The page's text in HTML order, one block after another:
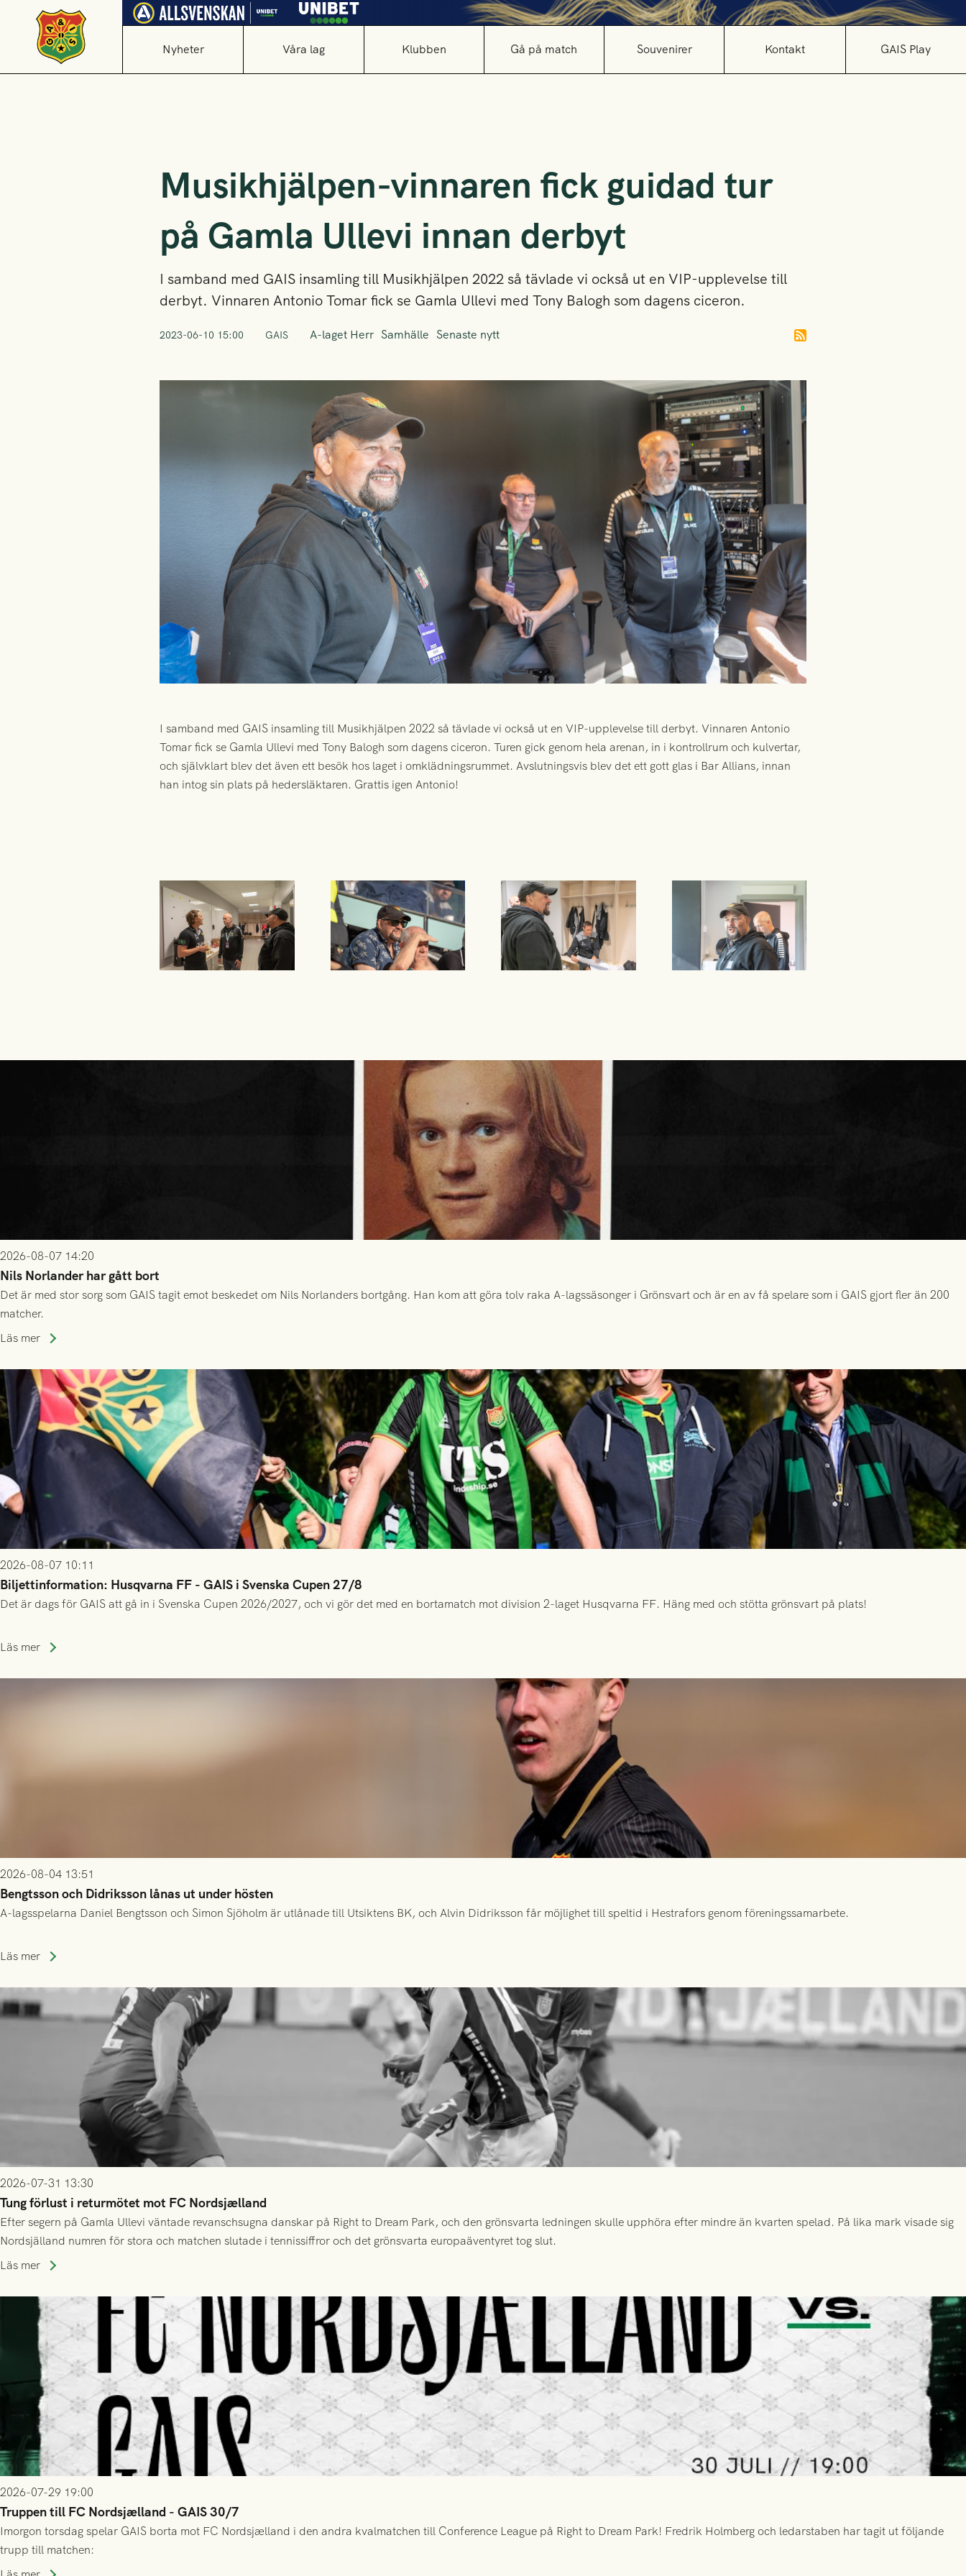
Nyheter Våra lag Klubben Gå på match Souvenirer Kontakt GAIS Play
Musikhjälpen-vinnaren fick guidad tur
på Gamla Ullevi innan derbyt
I samband med GAIS insamling till Musikhjälpen 2022 så tävlade vi också ut en VIP-upplevelse till
derbyt. Vinnaren Antonio Tomar fick se Gamla Ullevi med Tony Balogh som dagens ciceron.
2023-06-10 15:00 GAIS A-laget Herr Samhälle Senaste nytt
I samband med GAIS insamling till Musikhjälpen 2022 så tävlade vi också ut en VIP-upplevelse till derbyt. Vinnaren Antonio
Tomar fick se Gamla Ullevi med Tony Balogh som dagens ciceron. Turen gick genom hela arenan, in i kontrollrum och kulvertar,
och självklart blev det även ett besök hos laget i omklädningsrummet. Avslutningsvis blev det ett gott glas i Bar Allians, innan
han intog sin plats på hedersläktaren. Grattis igen Antonio!
2026-08-07 14:20
Nils Norlander har gått bort
Det är med stor sorg som GAIS tagit emot beskedet om Nils Norlanders bortgång. Han kom att göra tolv raka A-lagssäsonger i Grönsvart och är en av få spelare som i GAIS gjort fler än 200
matcher.
Läs mer
2026-08-07 10:11
Biljettinformation: Husqvarna FF - GAIS i Svenska Cupen 27/8
Det är dags för GAIS att gå in i Svenska Cupen 2026/2027, och vi gör det med en bortamatch mot division 2-laget Husqvarna FF. Häng med och stötta grönsvart på plats!
Läs mer
2026-08-04 13:51
Bengtsson och Didriksson lånas ut under hösten
A-lagsspelarna Daniel Bengtsson och Simon Sjöholm är utlånade till Utsiktens BK, och Alvin Didriksson får möjlighet till speltid i Hestrafors genom föreningssamarbete.
Läs mer
2026-07-31 13:30
Tung förlust i returmötet mot FC Nordsjælland
Efter segern på Gamla Ullevi väntade revanschsugna danskar på Right to Dream Park, och den grönsvarta ledningen skulle upphöra efter mindre än kvarten spelad. På lika mark visade sig
Nordsjälland numren för stora och matchen slutade i tennissiffror och det grönsvarta europaäventyret tog slut.
Läs mer
2026-07-29 19:00
Truppen till FC Nordsjælland - GAIS 30/7
Imorgon torsdag spelar GAIS borta mot FC Nordsjælland i den andra kvalmatchen till Conference League på Right to Dream Park! Fredrik Holmberg och ledarstaben har tagit ut följande
trupp till matchen: